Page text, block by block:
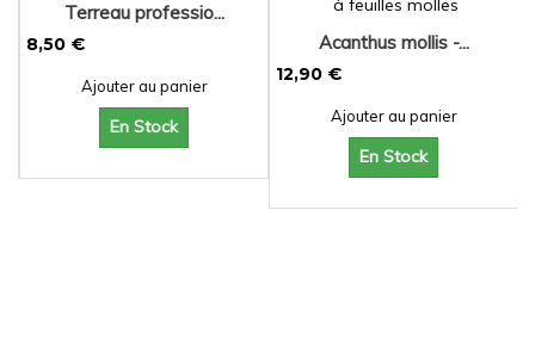
Terreau professio...
8,50 €
Ajouter au panier
En Stock
Acanthus mollis -...
12,90 €
Ajouter au panier
En Stock